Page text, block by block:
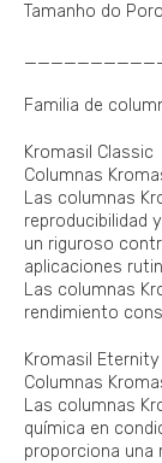
Tamanho do
Familia de
Kromasil Classic
Columnas
Las columnas
reproducibilidad
un riguroso
aplicaciones
Las columnas
rendimiento
Kromasil Eternity
Columnas
Las columnas
química en
proporciona una